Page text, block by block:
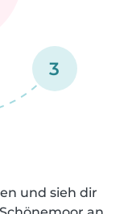
3
und sieh dir